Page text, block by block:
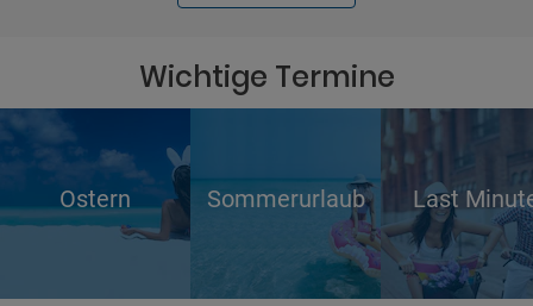
Wichtige Termine
Ostern Sommerurlaub Last